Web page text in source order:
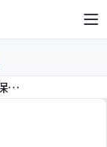
2024年10月より社会保険適用拡大 従業員数51人以上の職場が対象